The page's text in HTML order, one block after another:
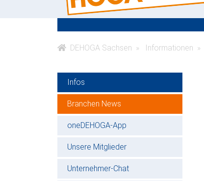
DEHOGA Sachsen Informationen
Infos
Branchen News
oneDEHOGA-App
Unsere Mitglieder
Unternehmer-Chat